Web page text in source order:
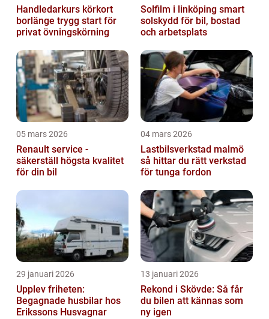
Handledarkurs körkort
borlänge trygg start för
privat övningskörning
Solfilm i linköping smart
solskydd för bil, bostad
och arbetsplats
05 mars 2026
Renault service -
säkerställ högsta kvalitet
för din bil
04 mars 2026
Lastbilsverkstad malmö
så hittar du rätt verkstad
för tunga fordon
29 januari 2026
Upplev friheten:
Begagnade husbilar hos
Erikssons Husvagnar
13 januari 2026
Rekond i Skövde: Så får
du bilen att kännas som
ny igen